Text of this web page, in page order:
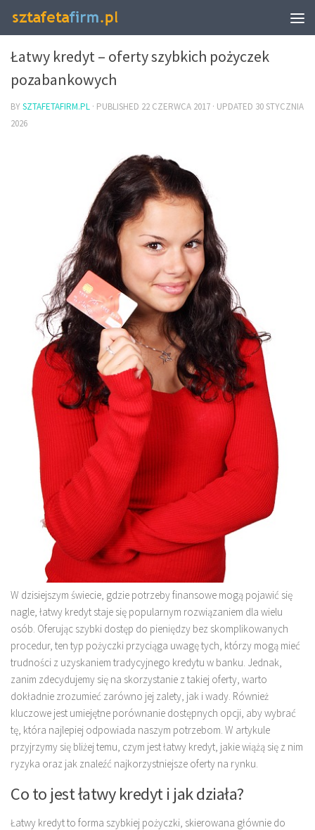
BIZNES I FINANSE
Łatwy kredyt – oferty szybkich pożyczek
pozabankowych
BYSZTAFETAFIRM.PL · PUBLISHED 22 CZERWCA 2017 · UPDATED 30 STYCZNIA
2026
W dzisiejszym świecie, gdzie potrzeby finansowe mogą pojawić się
nagle, łatwy kredyt staje się popularnym rozwiązaniem dla wielu
osób. Oferując szybki dostęp do pieniędzy bez skomplikowanych
procedur, ten typ pożyczki przyciąga uwagę tych, którzy mogą mieć
trudności z uzyskaniem tradycyjnego kredytu w banku. Jednak,
zanim zdecydujemy się na skorzystanie z takiej oferty, warto
dokładnie zrozumieć zarówno jej zalety, jak i wady. Również
kluczowe jest umiejętne porównanie dostępnych opcji, aby wybrać
tę, która najlepiej odpowiada naszym potrzebom. W artykule
przyjrzymy się bliżej temu, czym jest łatwy kredyt, jakie wiążą się z nim
ryzyka oraz jak znaleźć najkorzystniejsze oferty na rynku.
Co to jest łatwy kredyt i jak działa?
Łatwy kredyt to forma szybkiej pożyczki, skierowana głównie do